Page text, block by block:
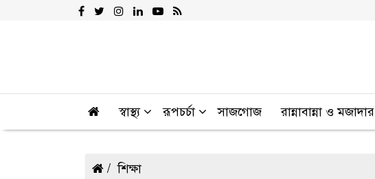
স্বাস্থ্য রূপচর্চা সাজগোজ রান্নাবান্না ও মজাদার
শিক্ষা